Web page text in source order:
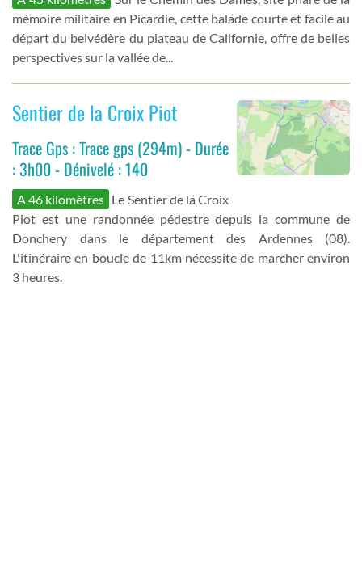
mémoire militaire en Picardie, cette balade courte et facile au
départ du belvédère du plateau de Californie, offre de belles
perspectives sur la vallée de...
Sentier de la Croix Piot
Trace Gps : Trace gps (294m) - Durée
: 3h00 - Dénivelé : 140
A 46 kilomètres Le Sentier de la Croix
Piot est une randonnée pédestre depuis la commune de
Donchery dans le département des Ardennes (08).
L'itinéraire en boucle de 11km nécessite de marcher environ
3 heures.